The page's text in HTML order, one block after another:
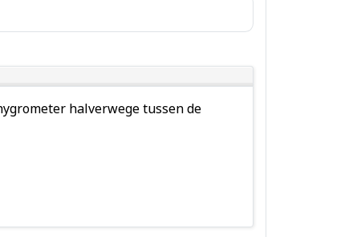
halverwege tussen de